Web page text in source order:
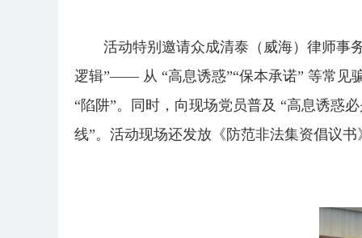
活动特别邀请众成清泰（威海）律师事
逻辑”—— 从 “高息诱惑”“保本承诺” 等常见
“陷阱”。同时，向现场党员普及 “高息诱惑
线”。活动现场还发放《防范非法集资倡议